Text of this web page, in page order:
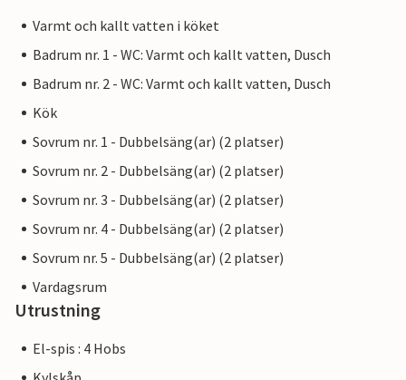
Varmt och kallt vatten i köket
Badrum nr. 1 - WC: Varmt och kallt vatten, Dusch
Badrum nr. 2 - WC: Varmt och kallt vatten, Dusch
Kök
Sovrum nr. 1 - Dubbelsäng(ar) (2 platser)
Sovrum nr. 2 - Dubbelsäng(ar) (2 platser)
Sovrum nr. 3 - Dubbelsäng(ar) (2 platser)
Sovrum nr. 4 - Dubbelsäng(ar) (2 platser)
Sovrum nr. 5 - Dubbelsäng(ar) (2 platser)
Vardagsrum
Utrustning
El-spis : 4 Hobs